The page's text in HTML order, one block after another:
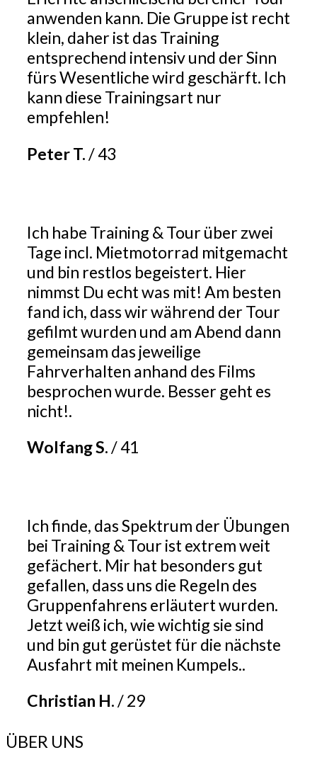
anwenden kann. Die Gruppe ist recht
klein, daher ist das Training
entsprechend intensiv und der Sinn
fürs Wesentliche wird geschärft. Ich
kann diese Trainingsart nur
empfehlen!
Peter T./43
Ich habe Training & Tour über zwei
Tage incl. Mietmotorrad mitgemacht
und bin restlos begeistert. Hier
nimmst Du echt was mit! Am besten
fand ich, dass wir während der Tour
gefilmt wurden und am Abend dann
gemeinsam das jeweilige
Fahrverhalten anhand des Films
besprochen wurde. Besser geht es
nicht!.
Wolfang S./41
Ich finde, das Spektrum der Übungen
bei Training & Tour ist extrem weit
gefächert. Mir hat besonders gut
gefallen, dass uns die Regeln des
Gruppenfahrens erläutert wurden.
Jetzt weiß ich, wie wichtig sie sind
und bin gut gerüstet für die nächste
Ausfahrt mit meinen Kumpels..
Christian H./29
ÜBER UNS